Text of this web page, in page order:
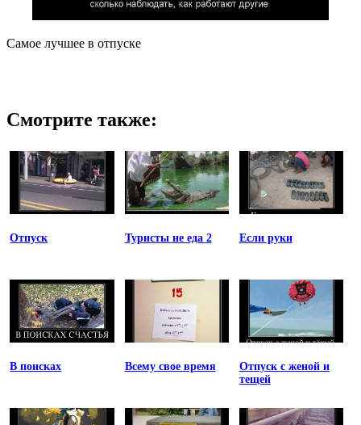
Самое лучшее в отпуске
Смотрите также:
Отпуск Туристы не еда 2 Если руки
В поисках Всему свое время
Отпуск с женой и
тещей